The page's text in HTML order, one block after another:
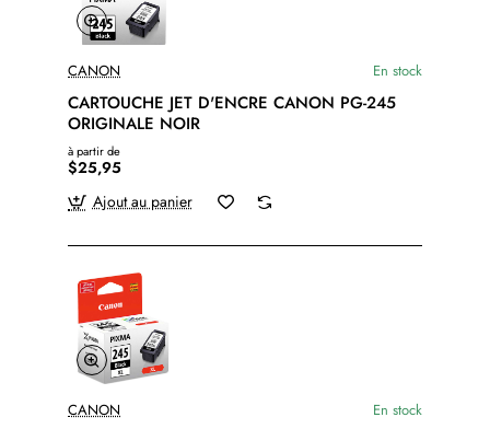
CANON En stock
CARTOUCHE JET D'ENCRE CANON PG-245
ORIGINALE NOIR
à partir de
$25,95
Ajout au panier
CANON En stock